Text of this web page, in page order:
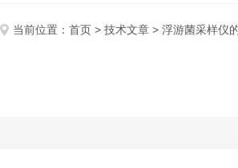
当前位置： 首页 > 技术文章 > 浮游菌采样仪